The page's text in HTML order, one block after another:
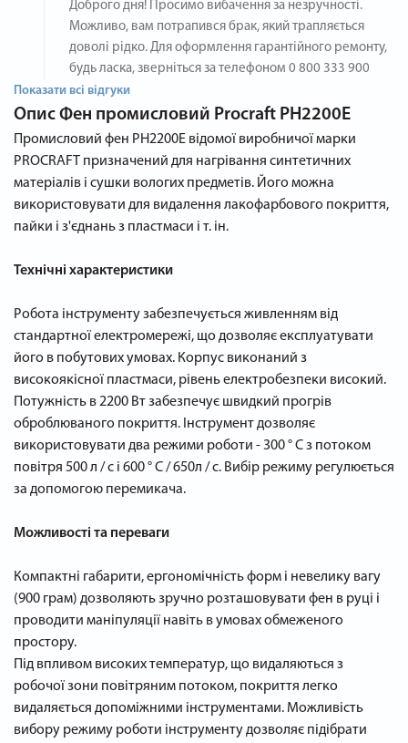
Доброго дня! Просимо вибачення за незручності.
Можливо, вам потрапився брак, який трапляється
доволі рідко. Для оформлення гарантійного ремонту,
будь ласка, зверніться за телефоном 0 800 333 900
Показати всі відгуки
Опис Фен промисловий Procraft PH2200E
Промисловий фен PH2200E відомої виробничої марки
PROCRAFT призначений для нагрівання синтетичних
матеріалів і сушки вологих предметів. Його можна
використовувати для видалення лакофарбового покриття,
пайки і з'єднань з пластмаси і т. ін.
Технічні характеристики
Робота інструменту забезпечується живленням від
стандартної електромережі, що дозволяє експлуатувати
його в побутових умовах. Корпус виконаний з
високоякісної пластмаси, рівень електробезпеки високий.
Потужність в 2200 Вт забезпечує швидкий прогрів
оброблюваного покриття. Інструмент дозволяє
використовувати два режими роботи - 300 ° С з потоком
повітря 500 л / с і 600 ° С / 650л / с. Вибір режиму регулюється
за допомогою перемикача.
Можливості та переваги
Компактні габарити, ергономічність форм і невелику вагу
(900 грам) дозволяють зручно розташовувати фен в руці і
проводити маніпуляції навіть в умовах обмеженого
простору.
Під впливом високих температур, що видаляються з
робочої зони повітряним потоком, покриття легко
видаляється допоміжними інструментами. Можливість
вибору режиму роботи інструменту дозволяє підібрати